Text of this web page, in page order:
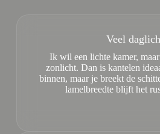
Veel
Ik wil een lichte kamer,
zonlicht. Dan is kantelen
binnen, maar je breekt de
lamelbreedte blijft het